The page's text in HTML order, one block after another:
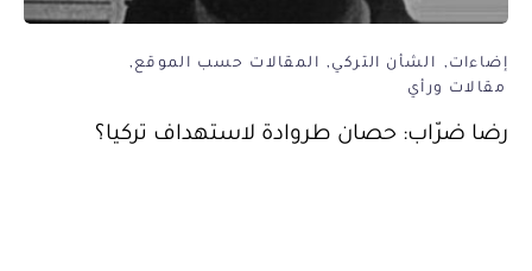
إضاءات الشأن التركي
المقالات حسب الموقع
مقالات ورأي
رضا ضرّاب: حصان طروادة لاستهداف تركيا؟